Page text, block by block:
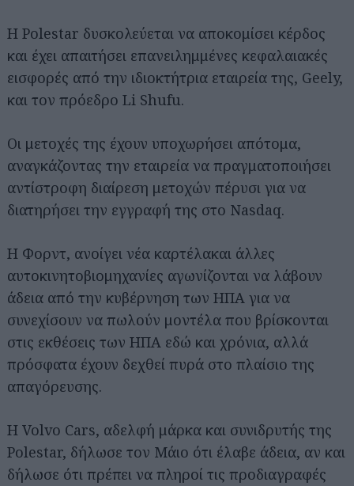
Η Polestar δυσκολεύεται να αποκομίσει κέρδος
και έχει απαιτήσει επανειλημμένες κεφαλαιακές
εισφορές από την ιδιοκτήτρια εταιρεία της, Geely,
και τον πρόεδρο Li Shufu.
Οι μετοχές της έχουν υποχωρήσει απότομα,
αναγκάζοντας την εταιρεία να πραγματοποιήσει
αντίστροφη διαίρεση μετοχών πέρυσι για να
διατηρήσει την εγγραφή της στο Nasdaq.
Η Φορντ, ανοίγει νέα καρτέλακαι άλλες
αυτοκινητοβιομηχανίες αγωνίζονται να λάβουν
άδεια από την κυβέρνηση των ΗΠΑ για να
συνεχίσουν να πωλούν μοντέλα που βρίσκονται
στις εκθέσεις των ΗΠΑ εδώ και χρόνια, αλλά
πρόσφατα έχουν δεχθεί πυρά στο πλαίσιο της
απαγόρευσης.
Η Volvo Cars, αδελφή μάρκα και συνιδρυτής της
Polestar, δήλωσε τον Μάιο ότι έλαβε άδεια, αν και
δήλωσε ότι πρέπει να πληροί τις προδιαγραφές
Αναζήτηση